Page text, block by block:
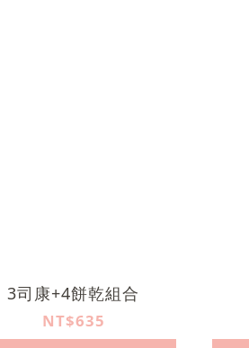
3司康+4餅乾組合
NT$635